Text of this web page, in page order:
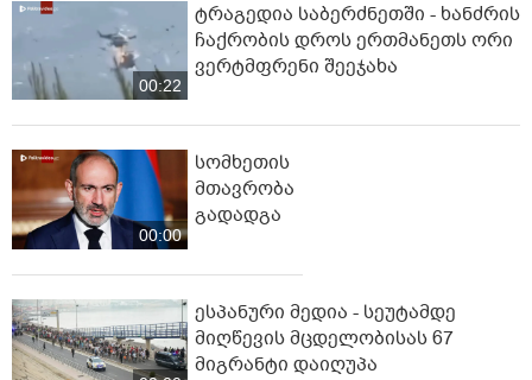
00:22
ტრაგედია საბერძნეთში - ხანძრის
ჩაქრობის დროს ერთმანეთს ორი
ვერტმფრენი შეეჯახა
00:00
სომხეთის
მთავრობა
გადადგა
ესპანური მედია - სეუტამდე
მიღწევის მცდელობისას 67
მიგრანტი დაიღუპა